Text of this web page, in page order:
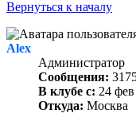
Вернуться к началу
Alex
Администратор
Сообщения:
В клубе с: 24 фев
Откуда: Москва